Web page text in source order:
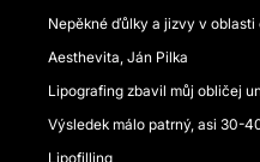
Nepěkné ďůlky a jizvy v
Aesthevita, Ján Pilka
Lipografing zbavil můj obličej
Výsledek málo patrný, asi 30-
Lipofilling